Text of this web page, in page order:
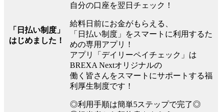
「日払い制度」
はじめました！
自分の口座を翌日チェック！
給料日前にお金がもらえる、
「日払い制度」をスマートに利用するた
めの専用アプリ！
アプリ「デイリーペイチェック」は
BREXA Nextオリジナルの
働く皆さんをスマートにサポートする福
利厚生制度です！
◎利用手順は簡単5ステップで完了◎